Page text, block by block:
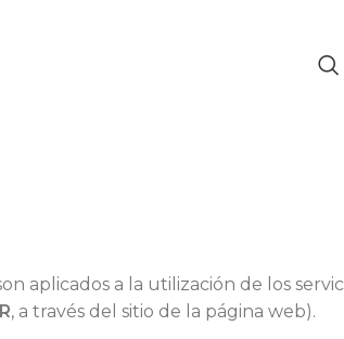
aplicados a la utilización de los
, a través del sitio de la página web).